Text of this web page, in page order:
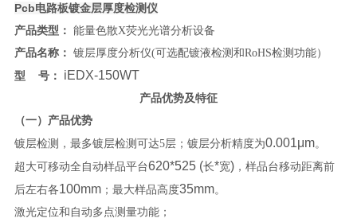
Pcb电路板镀金层厚度检测仪
产品类型： 能量色散X荧光光谱分析设备
产品名称： 镀层厚度分析仪(可选配镀液检测和RoHS检测功能）
型 号： iEDX-150WT
产品优势及特征
（一）产品优势
镀层检测，最多镀层检测可达5层；镀层分析精度为0.001μm。
超大可移动全自动样品平台620*525 (长*宽)，样品台移动距离前
后左右各100mm；最大样品高度35mm。
激光定位和自动多点测量功能；